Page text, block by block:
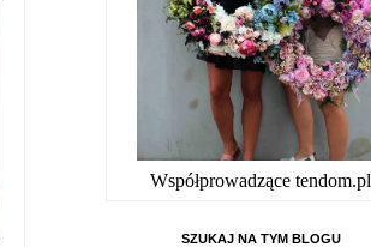
Współprowadzące tendom.pl
SZUKAJ NA TYM BLOGU